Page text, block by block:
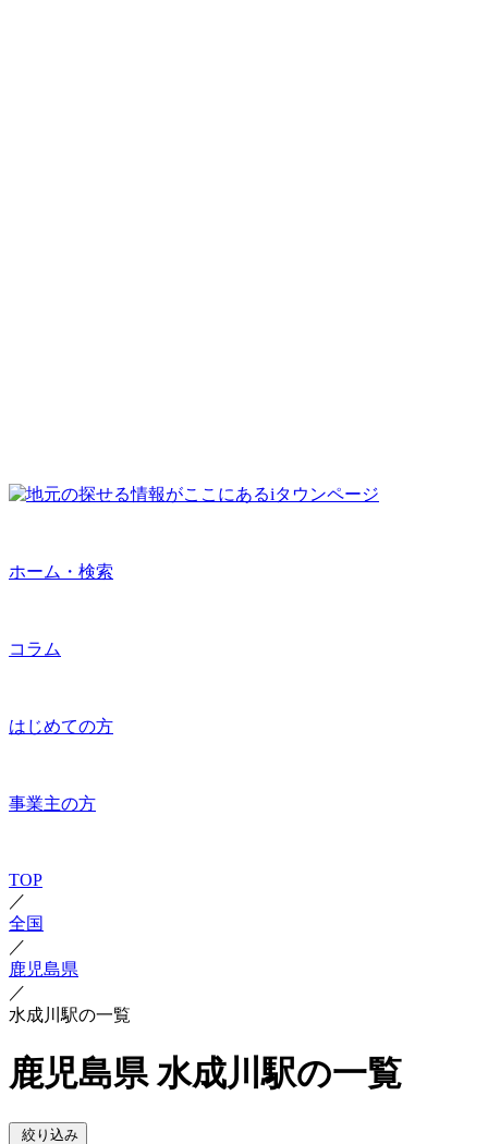
ホーム・検索
コラム
はじめての方
事業主の方
TOP
／
全国
／
鹿児島県
／
水成川駅の一覧
鹿児島県 水成川駅の一覧
絞り込み